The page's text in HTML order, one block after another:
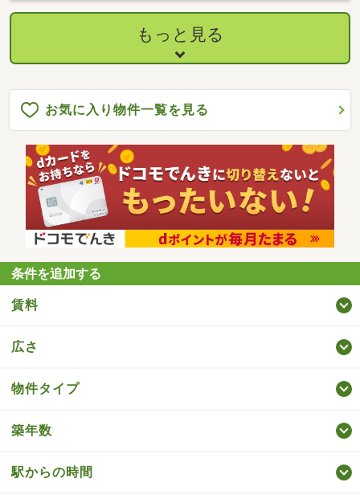
もっと見る
お気に入り物件一覧を見る
条件を追加する
賃料
広さ
物件タイプ
築年数
駅からの時間